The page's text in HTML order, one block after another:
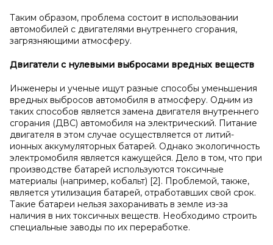
Таким образом, проблема состоит в использовании
автомобилей с двигателями внутреннего сгорания,
загрязняющими атмосферу.
Двигатели с нулевыми выбросами вредных веществ
Инженеры и ученые ищут разные способы уменьшения
вредных выбросов автомобиля в атмосферу. Одним из
таких способов является замена двигателя внутреннего
сгорания (ДВС) автомобиля на электрический. Питание
двигателя в этом случае осуществляется от литий-
ионных аккумуляторных батарей. Однако экологичность
электромобиля является кажущейся. Дело в том, что при
производстве батарей используются токсичные
материалы (например, кобальт) [2]. Проблемой, также,
является утилизация батарей, отработавших свой срок.
Такие батареи нельзя захоранивать в земле из-за
наличия в них токсичных веществ. Необходимо строить
специальные заводы по их переработке.